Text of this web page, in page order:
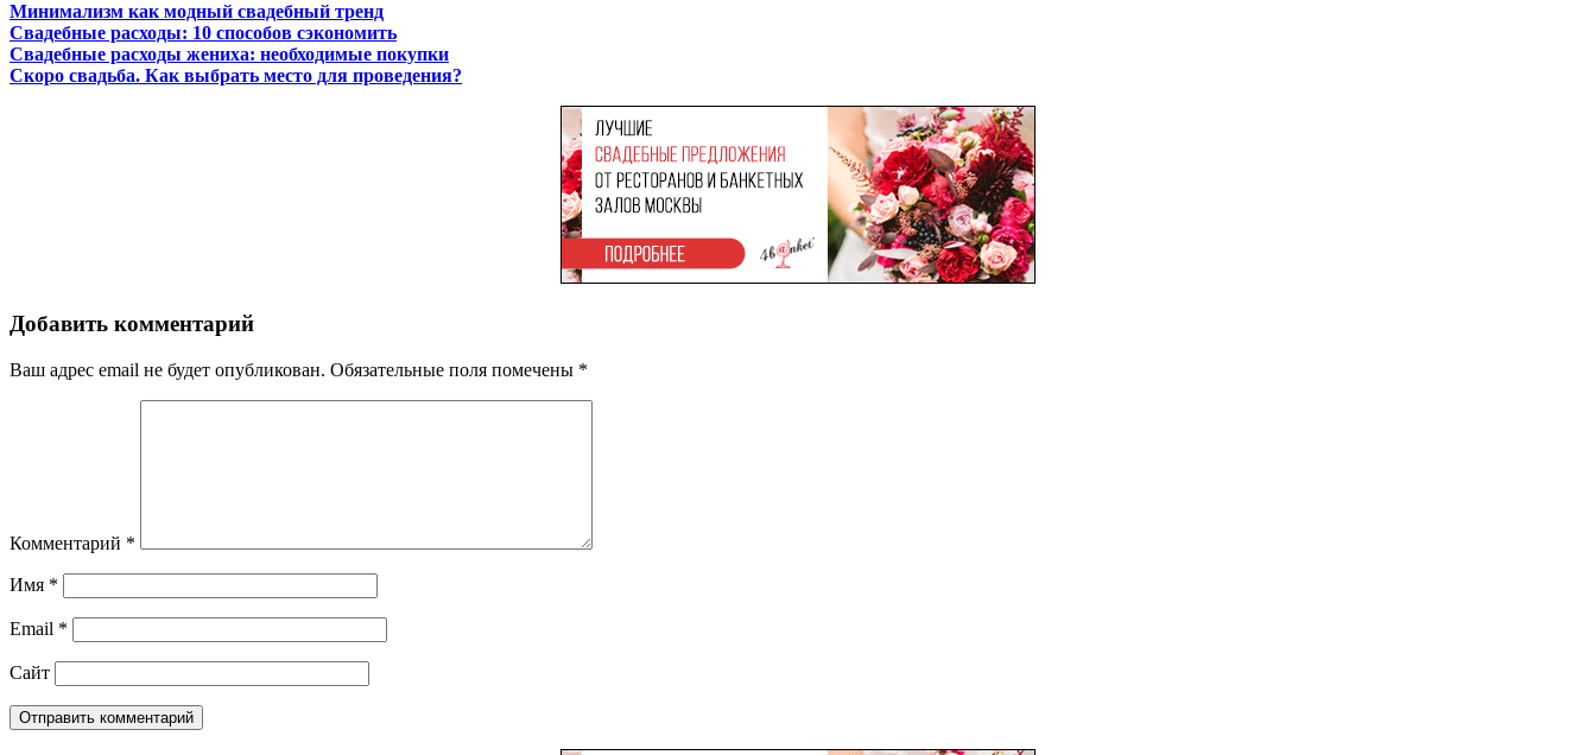
Минимализм как модный свадебный тренд
Свадебные расходы: 10 способов сэкономить
Свадебные расходы жениха: необходимые покупки
Скоро свадьба. Как выбрать место для проведения?
Добавить комментарий
Ваш адрес email не будет опубликован. Обязательные поля помечены *
Комментарий *
Имя *
Email *
Сайт